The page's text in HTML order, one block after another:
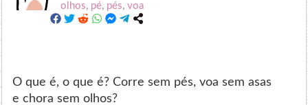
olhos, pé, pés,voa
O que é, o que é? Corre sem pés, voa sem asas
e chora sem olhos?